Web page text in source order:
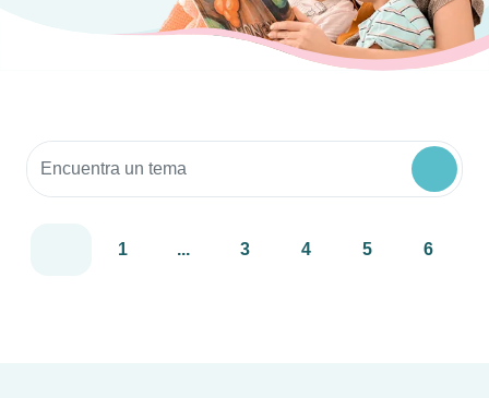
Buscar recursos para la comunidad
1 ... 3 4 5 6